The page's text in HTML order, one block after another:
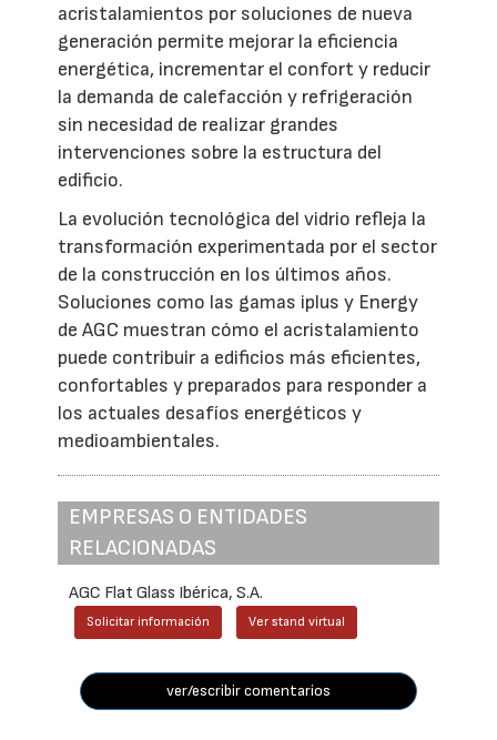
acristalamientos por soluciones de nueva
generación permite mejorar la eficiencia
energética, incrementar el confort y reducir
la demanda de calefacción y refrigeración
sin necesidad de realizar grandes
intervenciones sobre la estructura del
edificio.
La evolución tecnológica del vidrio refleja la
transformación experimentada por el sector
de la construcción en los últimos años.
Soluciones como las gamas iplus y Energy
de AGC muestran cómo el acristalamiento
puede contribuir a edificios más eficientes,
confortables y preparados para responder a
los actuales desafíos energéticos y
medioambientales.
EMPRESAS O ENTIDADES
RELACIONADAS
AGC Flat Glass Ibérica, S.A.
Solicitar información Ver stand virtual
ver/escribir comentarios